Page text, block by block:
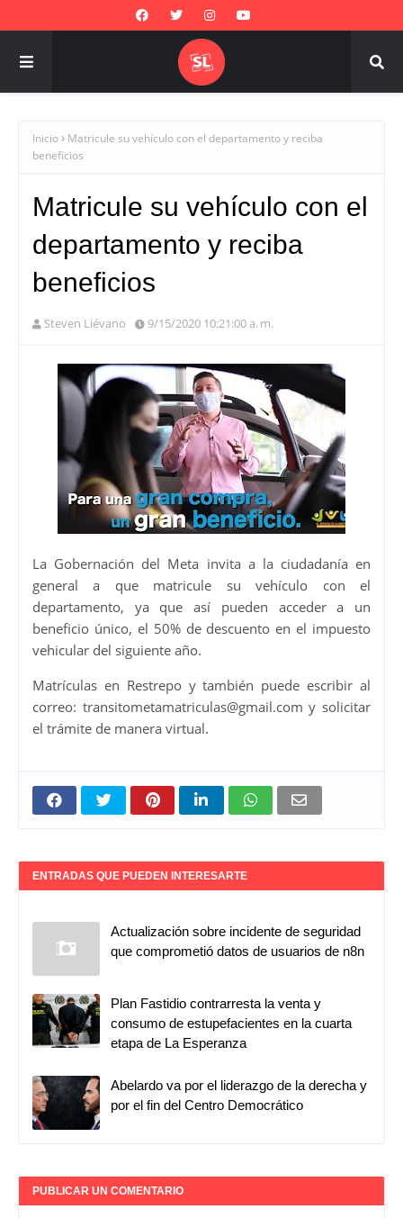
Inicio
Matricule su vehículo con el departamento y reciba
beneficios
Matricule su vehículo con el
departamento y reciba
beneficios
Steven Liévano 9/15/2020 10:21:00 a. m.
La Gobernación del Meta invita a la ciudadanía en
general a que matricule su vehículo con el
departamento, ya que así pueden acceder a un
beneficio único, el 50% de descuento en el impuesto
vehicular del siguiente año.
Matrículas en Restrepo y también puede escribir al
correo: transitometamatriculas@gmail.com y solicitar
el trámite de manera virtual.
ENTRADAS QUE PUEDEN INTERESARTE
Actualización sobre incidente de seguridad
que comprometió datos de usuarios de n8n
Plan Fastidio contrarresta la venta y
consumo de estupefacientes en la cuarta
etapa de La Esperanza
Abelardo va por el liderazgo de la derecha y
por el fin del Centro Democrático
PUBLICAR UN COMENTARIO